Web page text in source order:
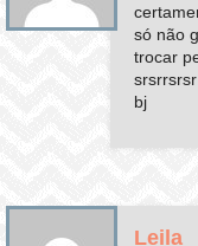
só não
trocar
bj
Leila